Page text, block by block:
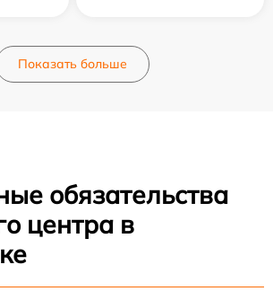
Показать больше
обязательства
центра в